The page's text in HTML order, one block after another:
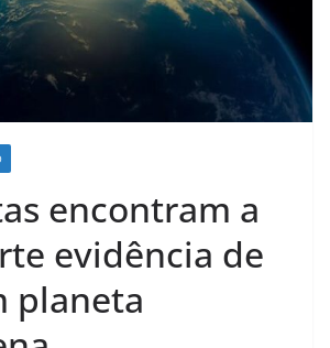
encontram a
evidência de
planeta